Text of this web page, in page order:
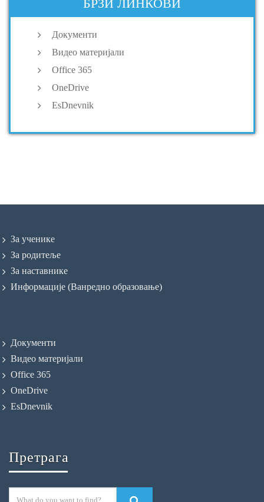
БРЗИ ЛИНКОВИ
Документи
Видео материјали
Office 365
OneDrive
EsDnevnik
За ученике
За родитеље
За наставнике
Информације (Ванредно образовање)
Документи
Видео материјали
Office 365
OneDrive
EsDnevnik
Претрага